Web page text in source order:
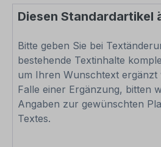
Diesen Standardartikel
Bitte geben Sie bei
bestehende Textinhalte
um Ihren Wunschtext ergänzt
Falle einer Ergänzung, bitten
Angaben zur gewünschten
Textes.